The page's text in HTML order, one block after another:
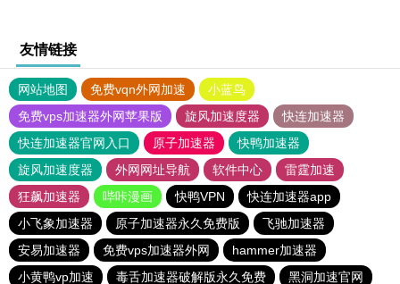
友情链接
网站地图 免费vqn外网加速
小蓝鸟
免费vps加速器外网苹果版
旋风加速度器
快连加速器
快连加速器官网入口
原子加速器
快鸭加速器
旋风加速度器
外网网址导航 软件中心
雷霆加速
狂飙加速器
哔咔漫画 快鸭VPN
快连加速器app
小飞象加速器
原子加速器永久免费版
飞驰加速器
安易加速器
免费vps加速器外网
hammer加速器
小黄鸭vp加速
毒舌加速器破解版永久免费 黑洞加速官网